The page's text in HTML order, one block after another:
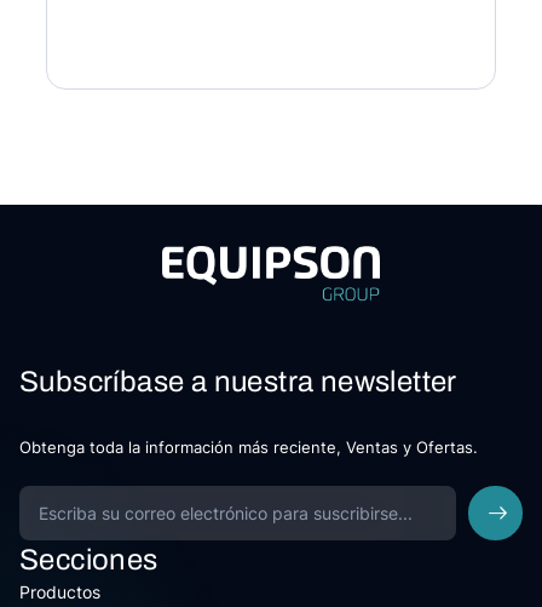
Subscríbase a nuestra newsletter
Obtenga toda la información más reciente, Ventas y Ofertas.
Secciones
Productos